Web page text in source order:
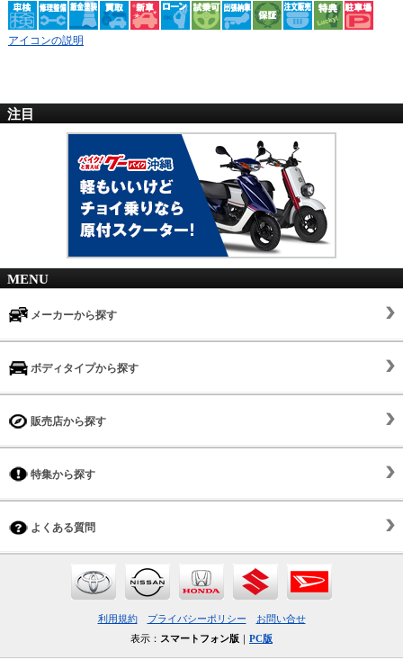
アイコンの説明
注目
MENU
メーカーから探す
ボディタイプから探す
販売店から探す
特集から探す
よくある質問
利用規約 プライバシーポリシー
お問い合せ
表示： スマートフォン版 ｜ PC版